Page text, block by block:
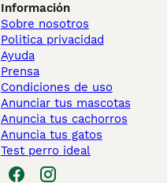
Información
Sobre nosotros
Politica privacidad
Ayuda
Prensa
Condiciones de uso
Anunciar tus mascotas
Anuncia tus cachorros
Anuncia tus gatos
Test perro ideal